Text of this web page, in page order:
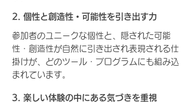
2. 個性と創造性・可能性を引き出す力
参加者のユニークな個性と、隠された可能
性・創造性が自然に引き出され表現される仕
掛けが、どのツール・プログラムにも組み込
まれています。
3. 楽しい体験の中にある気づきを重視